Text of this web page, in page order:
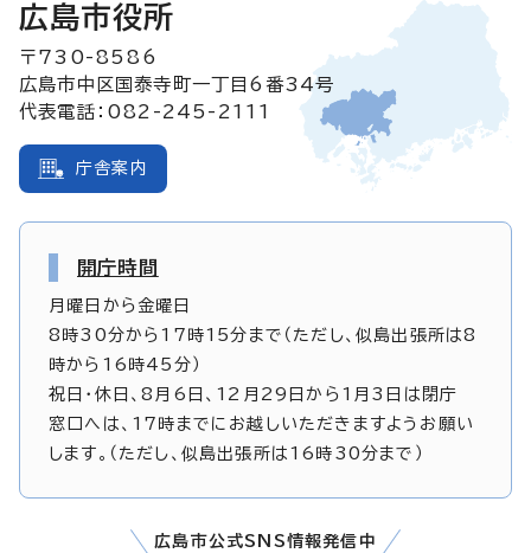
広島市役所
〒730-8586
広島市中区国泰寺町一丁目6番34号
代表電話：082-245-2111
庁舎案内
開庁時間
月曜日から金曜日
8時30分から17時15分まで（ただし、似島出張所は8
時から16時45分）
祝日・休日、8月6日、12月29日から1月3日は閉庁
窓口へは、17時までにお越しいただきますようお願い
します。（ただし、似島出張所は16時30分まで）
広島市公式SNS情報発信中